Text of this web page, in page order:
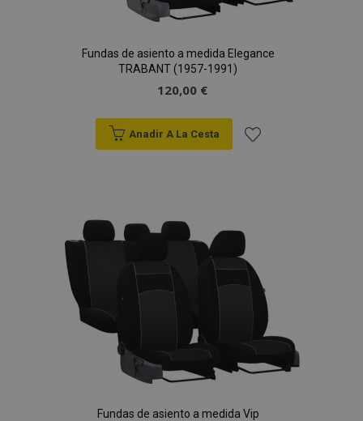
Fundas de asiento a medida Elegance
TRABANT (1957-1991)
120,00 €
Anadir A La Cesta
Lista
de
Deseos
Fundas de asiento a medida Vip